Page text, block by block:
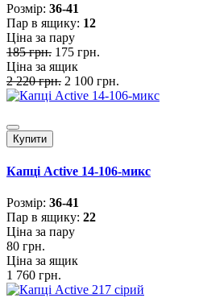
Розмiр: 36-41
Пар в ящику: 12
Ціна за пару
185 грн. 175 грн.
Ціна за ящик
2 220 грн. 2 100 грн.
Купити
Капці Active 14-106-микс
Розмiр: 36-41
Пар в ящику: 22
Ціна за пару
80 грн.
Ціна за ящик
1 760 грн.